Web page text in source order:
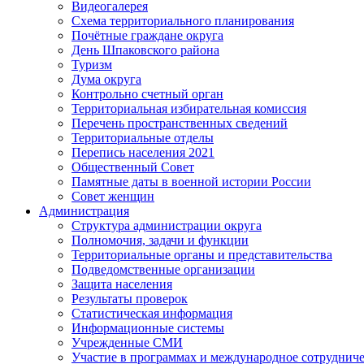
Видеогалерея
Схема территориального планирования
Почётные граждане округа
День Шпаковского района
Туризм
Дума округа
Контрольно счетный орган
Территориальная избирательная комиссия
Перечень пространственных сведений
Территориальные отделы
Перепись населения 2021
Общественный Совет
Памятные даты в военной истории России
Совет женщин
Администрация
Структура администрации округа
Полномочия, задачи и функции
Территориальные органы и представительства
Подведомственные организации
Защита населения
Результаты проверок
Статистическая информация
Информационные системы
Учрежденные СМИ
Участие в программах и международное